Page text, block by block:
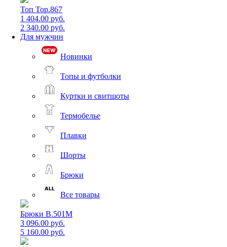
Топ Top.867
1 404.00 руб.
2 340.00 руб.
Для мужчин
Новинки
Топы и футболки
Куртки и свитшоты
Термобелье
Плавки
Шорты
Брюки
Все товары
Брюки B.501M
3 096.00 руб.
5 160.00 руб.